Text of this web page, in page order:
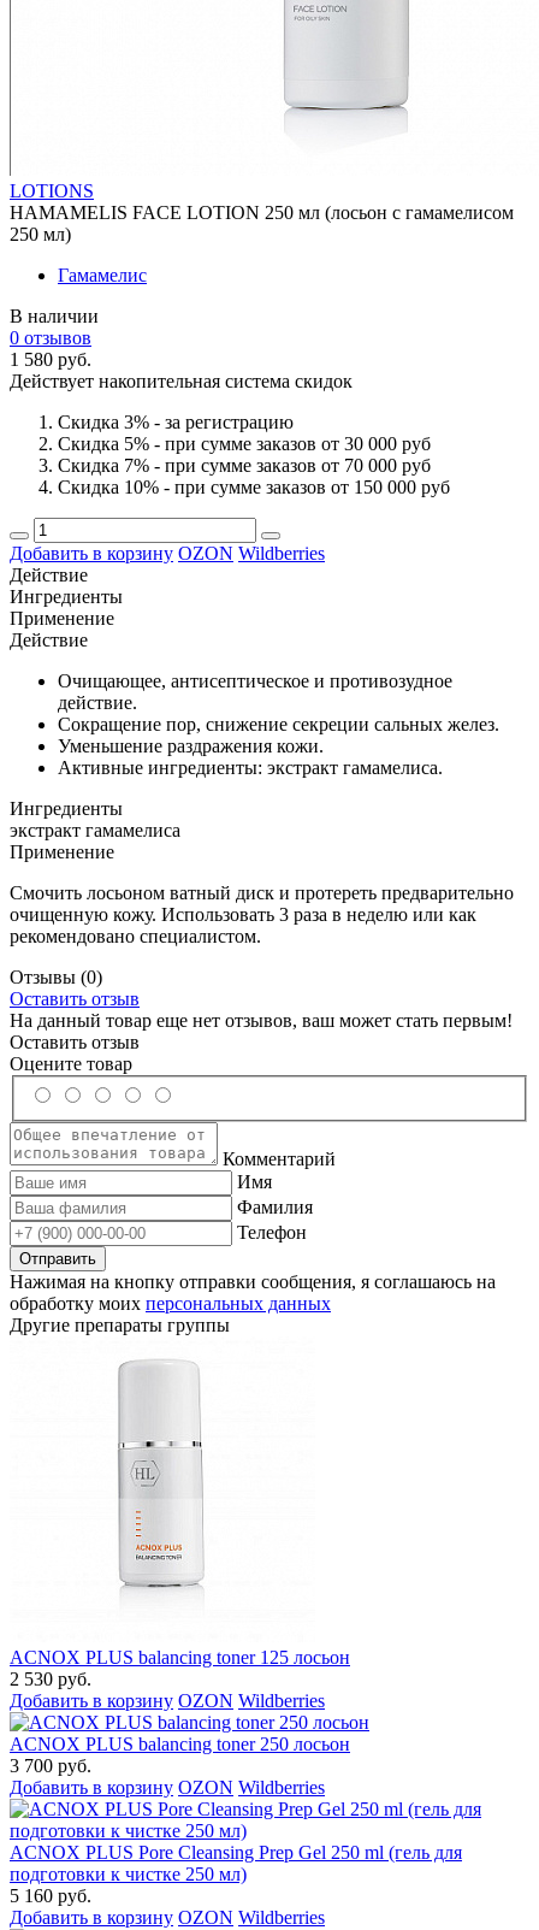
LOTIONS
HAMAMELIS FACE LOTION 250 мл (лосьон с гамамелисом
250 мл)
Гамамелис
В наличии
0 отзывов
1 580 руб.
Действует накопительная система скидок
Скидка 3% - за регистрацию
Скидка 5% - при сумме заказов от 30 000 руб
Скидка 7% - при сумме заказов от 70 000 руб
Скидка 10% - при сумме заказов от 150 000 руб
Добавить в корзину OZON Wildberries
Действие
Ингредиенты
Применение
Действие
Очищающее, антисептическое и противозудное
действие.
Сокращение пор, снижение секреции сальных желез.
Уменьшение раздражения кожи.
Активные ингредиенты: экстракт гамамелиса.
Ингредиенты
экстракт гамамелиса
Применение
Смочить лосьоном ватный диск и протереть предварительно
очищенную кожу. Использовать 3 раза в неделю или как
рекомендовано специалистом.
Отзывы (0)
Оставить отзыв
На данный товар еще нет отзывов, ваш может стать первым!
Оставить отзыв
Оцените товар
Комментарий
Имя
Фамилия
Телефон
Нажимая на кнопку отправки сообщения, я соглашаюсь на
обработку моих персональных данных
Другие препараты группы
ACNOX PLUS balancing toner 125 лосьон
2 530 руб.
Добавить в корзину OZON Wildberries
ACNOX PLUS balancing toner 250 лосьон
3 700 руб.
Добавить в корзину OZON Wildberries
ACNOX PLUS Pore Cleansing Prep Gel 250 ml (гель для
подготовки к чистке 250 мл)
5 160 руб.
Добавить в корзину OZON Wildberries